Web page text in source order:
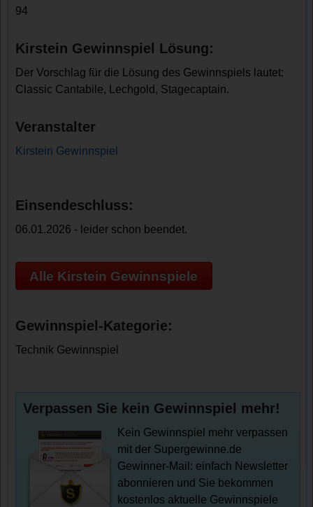
94
Kirstein Gewinnspiel Lösung:
Der Vorschlag für die Lösung des Gewinnspiels lautet:
Classic Cantabile, Lechgold, Stagecaptain.
Veranstalter
Kirstein Gewinnspiel
Einsendeschluss:
06.01.2026 - leider schon beendet.
Alle Kirstein Gewinnspiele
Gewinnspiel-Kategorie:
Technik Gewinnspiel
Verpassen Sie kein Gewinnspiel mehr!
Kein Gewinnspiel mehr verpassen
mit der Supergewinne.de
Gewinner-Mail: einfach Newsletter
abonnieren und Sie bekommen
kostenlos aktuelle Gewinnspiele